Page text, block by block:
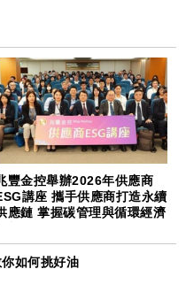
豐金控舉辦2026年供應商
講座 攜手供應商打造永續
應鏈 掌握碳管理與循環經濟
如何挑好油